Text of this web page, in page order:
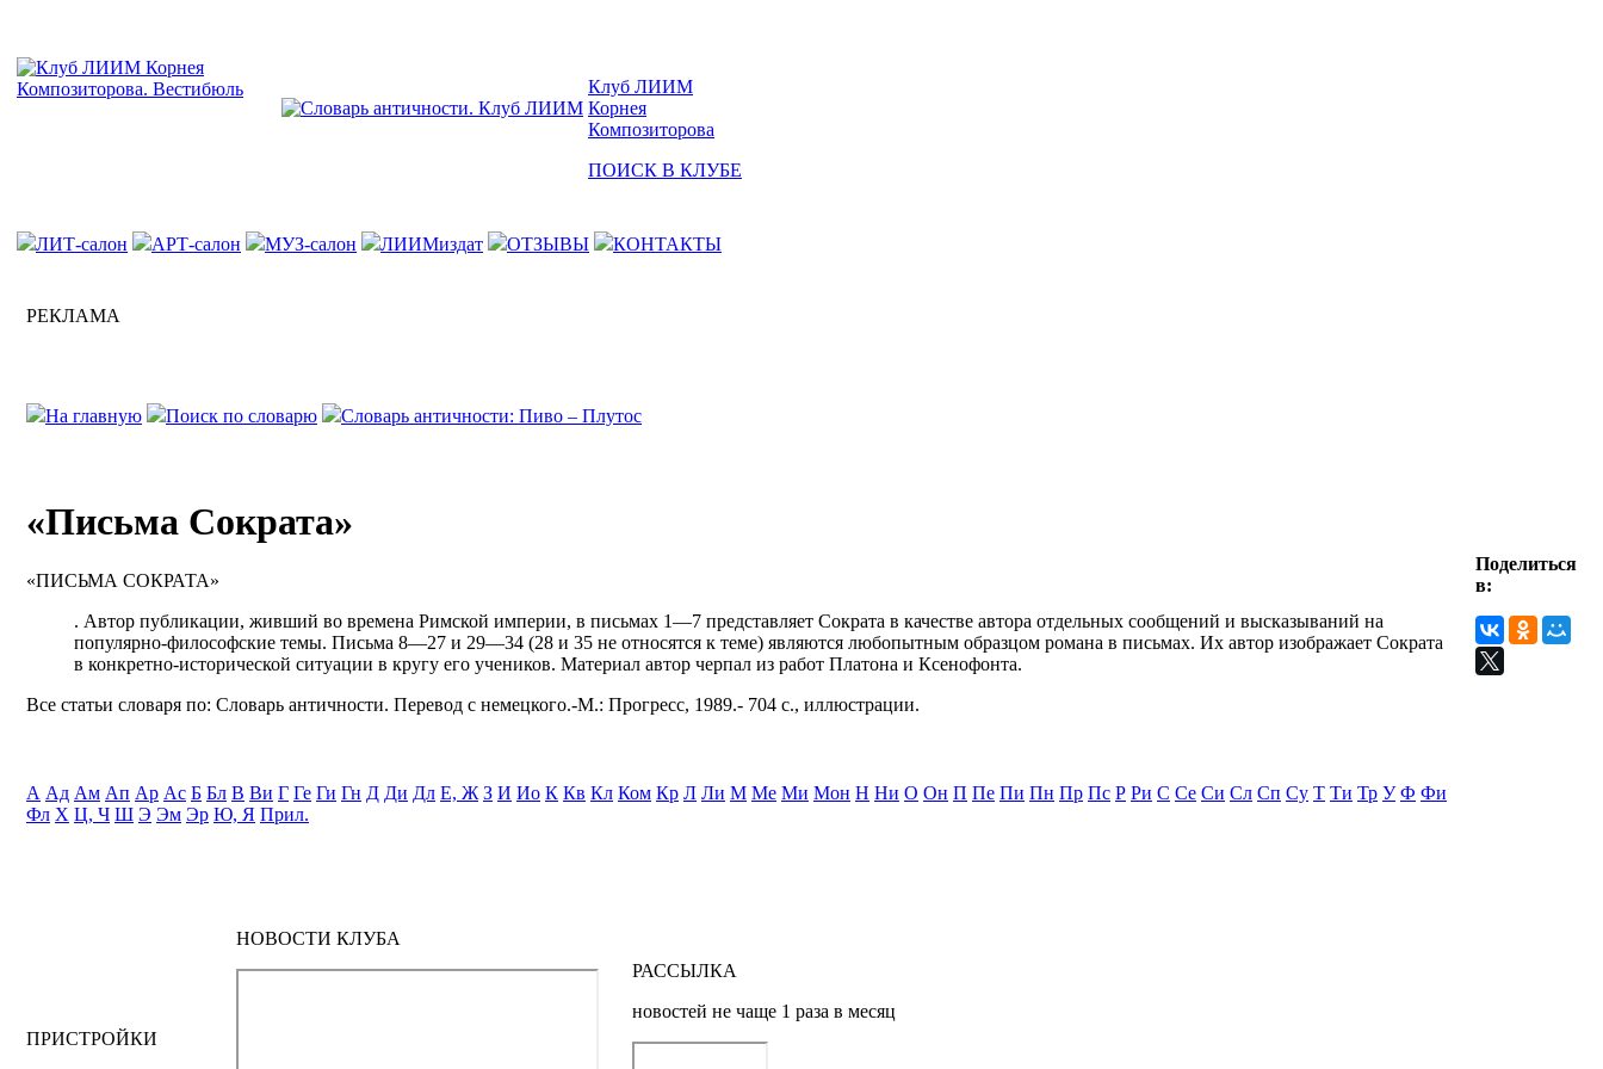
Клуб ЛИИМ
Корнея
Композиторова
ПОИСК В КЛУБЕ
ЛИТ-салон АРТ-салон МУЗ-салон ЛИИМиздат ОТЗЫВЫ КОНТАКТЫ
РЕКЛАМА
На главную Поиск по словарю Словарь античности: Пиво – Плутос
«Письма Сократа»
«ПИСЬМА СОКРАТА»
. Автор публикации, живший во времена Римской империи, в письмах 1—7 представляет Сократа в качестве автора отдельных сообщений и высказываний на
популярно-философские темы. Письма 8—27 и 29—34 (28 и 35 не относятся к теме) являются любопытным образцом романа в письмах. Их автор изображает Сократа
в конкретно-исторической ситуации в кругу его учеников. Материал автор черпал из работ Платона и Ксенофонта.
Все статьи словаря по: Словарь античности. Перевод с немецкого.-М.: Прогресс, 1989.- 704 с., иллюстрации.
А Ад Ам Ап Ар Ас Б Бл В Ви Г Ге Ги Гн Д Ди Дл Е, Ж З И Ио К Кв Кл Ком Кр Л Ли М Ме Ми Мон Н Ни О Он П Пе Пи Пн Пр Пс Р Ри С Се Си Сл Сп Су Т Ти Тр У Ф Фи
Фл Х Ц, Ч Ш Э Эм Эр Ю, Я Прил.
Поделиться
в:
ПРИСТРОЙКИ
НОВОСТИ КЛУБА
РАССЫЛКА
новостей не чаще 1 раза в месяц